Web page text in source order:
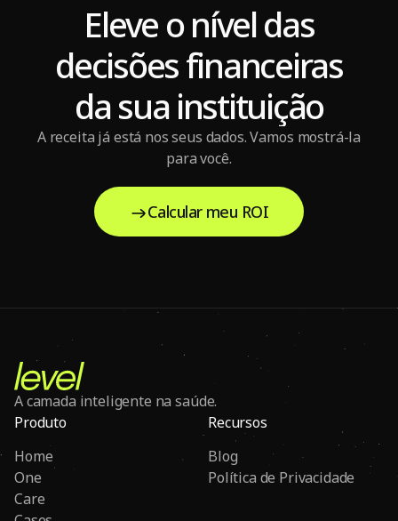
Eleve o nível das
decisões financeiras
da sua instituição
A receita já está nos seus dados. Vamos mostrá-la
para você.
Calcular meu ROI
A camada inteligente na saúde.
Produto
Home
One
Care
Recursos
Blog
Política de Privacidade